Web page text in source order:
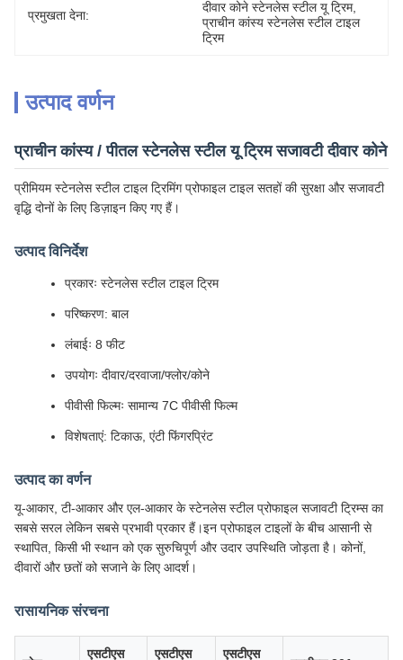
प्रमुखता देना:
दीवार कोने स्टेनलेस स्टील यू ट्रिम,
प्राचीन कांस्य स्टेनलेस स्टील टाइल
ट्रिम
उत्पाद वर्णन
प्राचीन कांस्य / पीतल स्टेनलेस स्टील यू ट्रिम सजावटी दीवार कोने
प्रीमियम स्टेनलेस स्टील टाइल ट्रिमिंग प्रोफाइल टाइल सतहों की सुरक्षा और सजावटी
वृद्धि दोनों के लिए डिज़ाइन किए गए हैं।
उत्पाद विनिर्देश
प्रकारः स्टेनलेस स्टील टाइल ट्रिम
परिष्करण: बाल
लंबाईः 8 फीट
उपयोगः दीवार/दरवाजा/फ्लोर/कोने
पीवीसी फिल्मः सामान्य 7C पीवीसी फिल्म
विशेषताएं: टिकाऊ, एंटी फिंगरप्रिंट
उत्पाद का वर्णन
यू-आकार, टी-आकार और एल-आकार के स्टेनलेस स्टील प्रोफाइल सजावटी ट्रिम्स का
सबसे सरल लेकिन सबसे प्रभावी प्रकार हैं।इन प्रोफाइल टाइलों के बीच आसानी से
स्थापित, किसी भी स्थान को एक सुरुचिपूर्ण और उदार उपस्थिति जोड़ता है। कोनों,
दीवारों और छतों को सजाने के लिए आदर्श।
रासायनिक संरचना
एसटीएस
एसटीएस
एसटीएस